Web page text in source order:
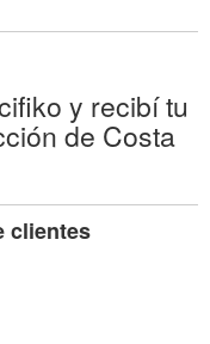
y recibí tu
de Costa
clientes